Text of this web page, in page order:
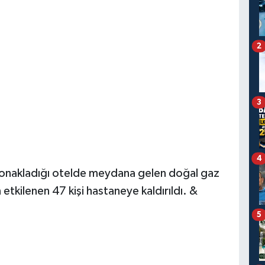
otelde meydana gelen doğal gaz
etkilenen 47 kişi hastaneye kaldırıldı. &
2
3
4
5